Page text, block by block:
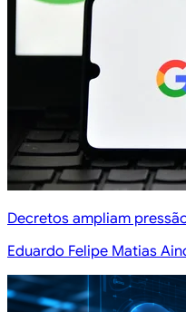
Decretos ampliam
Eduardo Felipe Matias